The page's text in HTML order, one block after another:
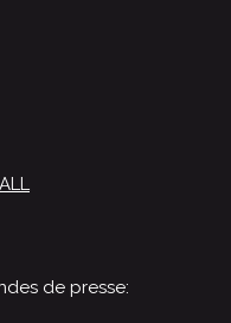
de presse: